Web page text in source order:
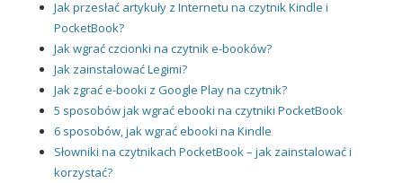
Jak przesłać artykuły z Internetu na czytnik Kindle i
PocketBook?
Jak wgrać czcionki na czytnik e-booków?
Jak zainstalować Legimi?
Jak zgrać e-booki z Google Play na czytnik?
5 sposobów jak wgrać ebooki na czytniki PocketBook
6 sposobów, jak wgrać ebooki na Kindle
Słowniki na czytnikach PocketBook – jak zainstalować i
korzystać?